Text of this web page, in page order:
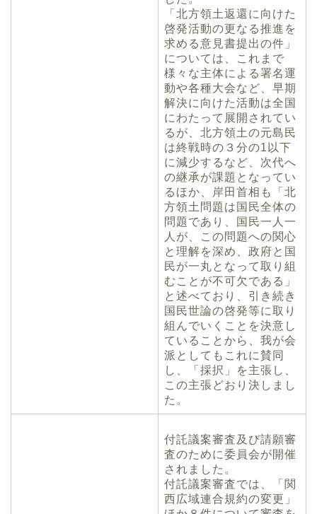
「北方領土返還に向けた
啓発活動の更なる推進を
求める意見書提出の件」
については、これまで
様々な主体による署名運
動や各種大会など、早期
解決に向けた活動は全国
にわたって展開されてい
るが、北方領土の元島民
は終戦時の３分の1以下
に減少するなど、次代へ
の継承が課題となってい
るほか、岸田首相も「北
方領土問題は国民全体の
問題であり、国民一人一
人が、この問題への関心
と理解を深め、政府と国
民が一丸となって取り組
むことが不可欠である」
と述べており、引き続き
国民世論の啓発等に取り
組んでいくことを決意し
ていることから、我が会
派としてもこれに賛同
し、「採択」を主張し、
この主張どおり決しまし
た。
付託議案審査及び請願審
査のために委員会が開催
されました。
付託議案審査では、「関
西広域連合規約の変更」